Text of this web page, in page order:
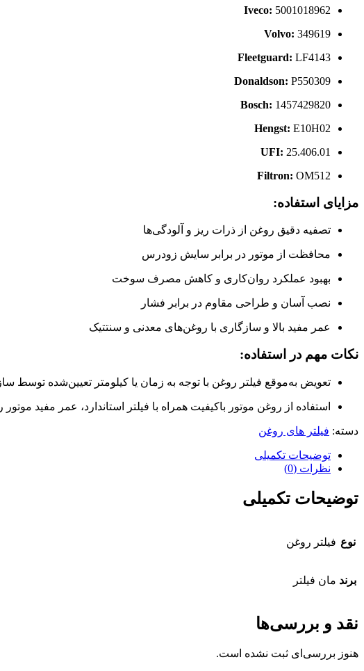
Iveco: 5001018962
Volvo: 349619
Fleetguard: LF4143
Donaldson: P550309
Bosch: 1457429820
Hengst: E10H02
UFI: 25.406.01
Filtron: OM512
مزایای استفاده:
تصفیه دقیق روغن از ذرات ریز و آلودگی‌ها
محافظت از موتور در برابر سایش زودرس
بهبود عملکرد روان‌کاری و کاهش مصرف سوخت
نصب آسان و طراحی مقاوم در برابر فشار
عمر مفید بالا و سازگاری با روغن‌های معدنی و سنتتیک
نکات مهم در استفاده:
تعویض به‌موقع فیلتر روغن با توجه به زمان یا کیلومتر تعیین‌شده توسط
استفاده از روغن موتور باکیفیت همراه با فیلتر استاندارد، عمر مفید
دسته: فیلتر های روغن
توضیحات تکمیلی
نظرات (0)
توضیحات تکمیلی
نوع فیلتر روغن
برند مان فیلتر
نقد و بررسی‌ها
هنوز بررسی‌ای ثبت نشده است.